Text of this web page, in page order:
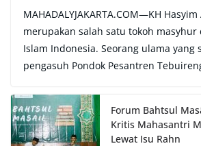
MAHADALYJAKARTA.COM—KH Hasyim
merupakan salah satu tokoh masyhur
Islam Indonesia. Seorang ulama yang
pengasuh Pondok Pesantren
Forum Bahtsul
Kritis Mahasantri
Lewat Isu Rahn